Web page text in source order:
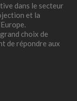
dans le secteur
et la
choix de
de répondre aux